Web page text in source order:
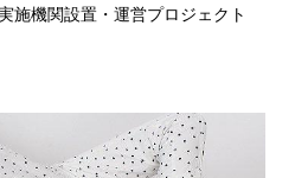
施機関設置・運営プロジェクト